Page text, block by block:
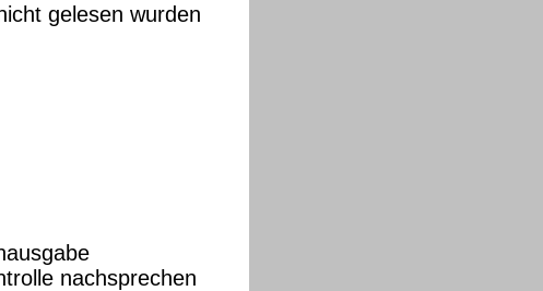
gelesen wurden
nachsprechen